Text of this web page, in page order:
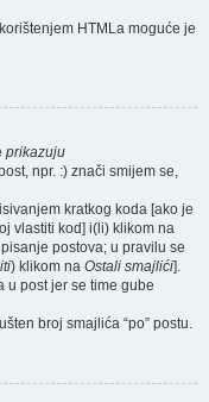
HTMLa moguće je
prikazuju
npr. :) znači smijem se,
kratkog koda [ako je
vlastiti kod] i(li) klikom na
postova; u pravilu se
) klikom na Ostali smajlići].
u post jer se time gube
broj smajlića “po” postu.